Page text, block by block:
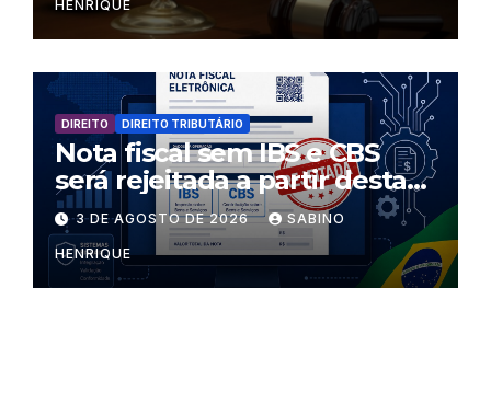
HENRIQUE
DIREITO DIREITO TRIBUTÁRIO
Nota fiscal sem IBS e CBS
será rejeitada a partir desta
segunda-feira
3 DE AGOSTO DE 2026 SABINO
HENRIQUE